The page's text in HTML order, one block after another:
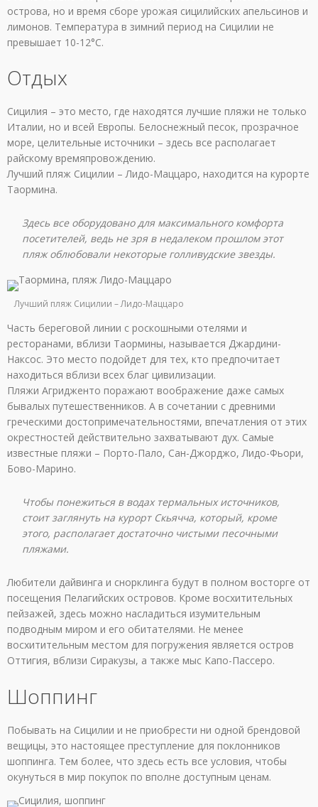
острова, но и время сборе урожая сицилийских апельсинов и
лимонов. Температура в зимний период на Сицилии не
превышает 10-12°C.
Отдых
Сицилия – это место, где находятся лучшие пляжи не только
Италии, но и всей Европы. Белоснежный песок, прозрачное
море, целительные источники – здесь все располагает
райскому времяпровождению.
Лучший пляж Сицилии – Лидо-Маццаро, находится на курорте
Таормина.
Здесь все оборудовано для максимального комфорта
посетителей, ведь не зря в недалеком прошлом этот
пляж облюбовали некоторые голливудские звезды.
Лучший пляж Сицилии – Лидо-Маццаро
Часть береговой линии с роскошными отелями и
ресторанами, вблизи Таормины, называется Джардини-
Наксос. Это место подойдет для тех, кто предпочитает
находиться вблизи всех благ цивилизации.
Пляжи Агридженто поражают воображение даже самых
бывалых путешественников. А в сочетании с древними
греческими достопримечательностями, впечатления от этих
окрестностей действительно захватывают дух. Самые
известные пляжи – Порто-Пало, Сан-Джорджо, Лидо-Фьори,
Бово-Марино.
Чтобы понежиться в водах термальных источников,
стоит заглянуть на курорт Скьячча, который, кроме
этого, располагает достаточно чистыми песочными
пляжами.
Любители дайвинга и снорклинга будут в полном восторге от
посещения Пелагийских островов. Кроме восхитительных
пейзажей, здесь можно насладиться изумительным
подводным миром и его обитателями. Не менее
восхитительным местом для погружения является остров
Оттигия, вблизи Сиракузы, а также мыс Капо-Пассеро.
Шоппинг
Побывать на Сицилии и не приобрести ни одной брендовой
вещицы, это настоящее преступление для поклонников
шоппинга. Тем более, что здесь есть все условия, чтобы
окунуться в мир покупок по вполне доступным ценам.